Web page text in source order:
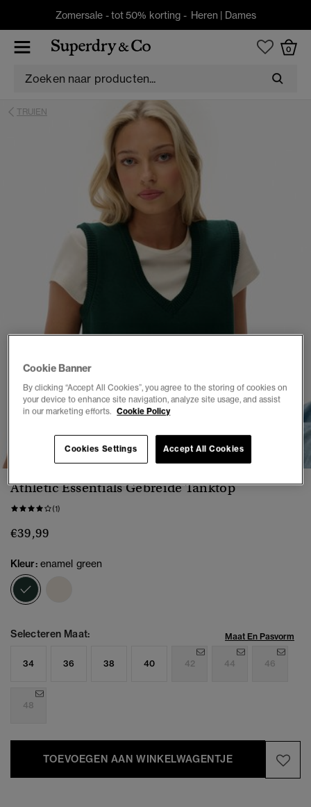
Zomersale - tot 50% korting - Heren | Dames
0
TRUIEN
Athletic Essentials Gebreide Tanktop
(1)
€39,99
Kleur: enamel green
Selecteren Maat: Maat En Pasvorm
34 36 38 40 42 44 46
48
TOEVOEGEN AAN WINKELWAGENTJE
Cookie Banner
By clicking “Accept All Cookies”, you agree to the storing of cookies on
your device to enhance site navigation, analyze site usage, and assist
in our marketing efforts. Cookie Policy
Cookies Settings Accept All Cookies